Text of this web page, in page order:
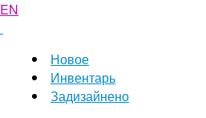
EN
Новое
Инвентарь
Задизайнено